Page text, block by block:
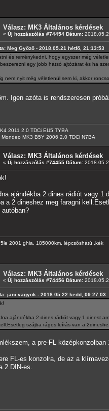
Válasz: MK3 Általános kérdések
« Új hozzászólás #74454 Dátum:
Meg Győző - 2018.05.21 hétfő, 21:13:53
és reménykedni, hogy egyszer még
egy jobb hátsó ajtózárat és ha
nem nyit még véletlenül sem ki, akkor
Igen azóta is rendszeresen
2011 2.0 TDCi EU5 TYBA
MK3 B5Y 2006 2.0 TDCi N7BA
Válasz: MK3 Általános kérdések
« Új hozzászólás #74455 Dátum:
ajándékba 2 dines rádiót vagy
a 2 dineshez meg faragni
2001 ghia, 185000km, lépcsőshátú ,kék
Válasz: MK3 Általános kérdések
« Új hozzászólás #74456 Dátum:
jani vagyok - 2018.05.22 kedd, 09:27:03
ajándékba 2 dines rádiót vagy 1 dinest
szájba rágos leírás van a
a pre-FL
FL-es konzolra, de az a
2 DIN-es.